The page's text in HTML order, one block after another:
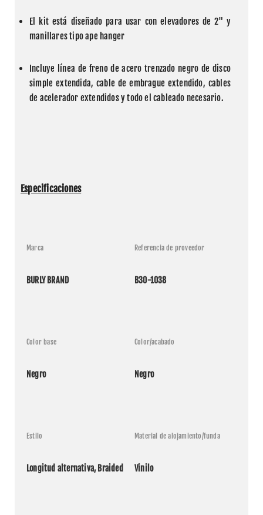
El kit está diseñado para usar con elevadores de 2" y
manillares tipo ape hanger
Incluye línea de freno de acero trenzado negro de disco
simple extendida, cable de embrague extendido, cables
de acelerador extendidos y todo el cableado necesario.
Especificaciones
Marca
BURLY BRAND
Referencia de proveedor
B30-1038
Color base
Negro
Color/acabado
Negro
Estilo
Longitud alternativa, Braided
Material de alojamiento/funda
Vinilo